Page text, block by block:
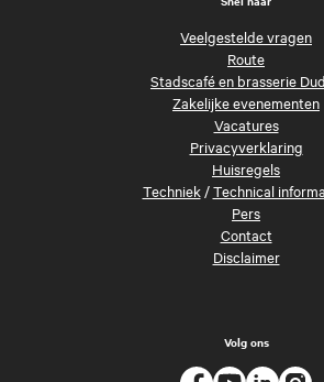
Veelgestelde vragen
Route
Stadscafé en brasserie
Zakelijke evenementen
Vacatures
Privacyverklaring
Huisregels
Techniek/Technical
Pers
Contact
Disclaimer
Volg ons